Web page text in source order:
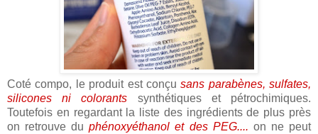
Coté compo, le produit est conçusans parabènes, sulfates,
silicones ni colorants synthétiques et pétrochimiques.
Toutefois en regardant la liste des ingrédients de plus près
on retrouve duphénoxyéthanol et des PEG.... on ne peut